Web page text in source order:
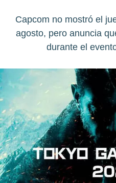
Capcom no mostró el
agosto, pero anuncia
durante el